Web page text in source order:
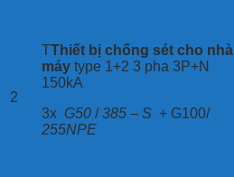
2
TThiết bị chống sét cho nhà
máy type 1+2 3 pha 3P+N
150kA
3x G50 /385 – S + G100/
255NPE